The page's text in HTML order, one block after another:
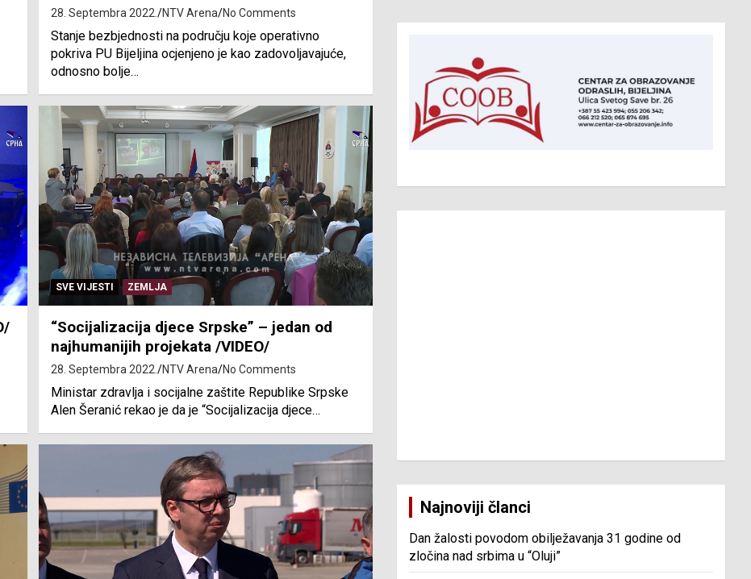
28. Septembra 2022. NTV Arena No Comments
Stanje bezbjednosti na području koje operativno
pokriva PU Bijeljina ocjenjeno je kao zadovoljavajuće,
odnosno bolje…
SVE VIJESTI ZEMLJA
“Socijalizacija djece Srpske” – jedan od
najhumanijih projekata /VIDEO/
28. Septembra 2022. NTV Arena No Comments
Ministar zdravlja i socijalne zaštite Republike Srpske
Alen Šeranić rekao je da je “Socijalizacija djece…
Najnoviji članci
Dan žalosti povodom obilježavanja 31 godine od
zločina nad srbima u “Oluji”